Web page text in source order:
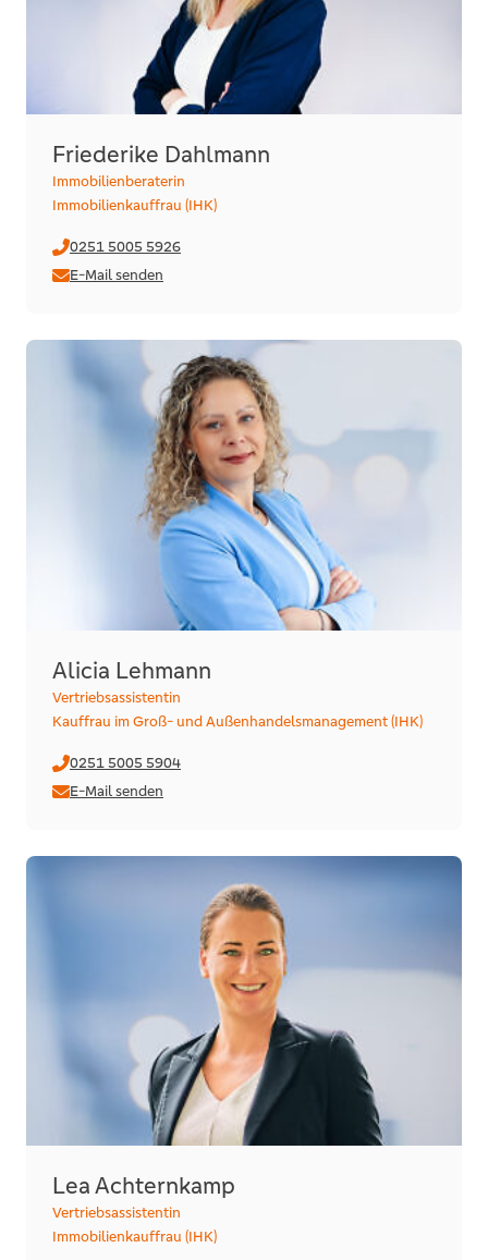
Friederike Dahlmann
Immobilienberaterin
Immobilienkauffrau (IHK)
0251 5005 5926
E-Mail senden
Alicia Lehmann
Vertriebsassistentin
Kauffrau im Groß- und Außenhandelsmanagement (IHK)
0251 5005 5904
E-Mail senden
Lea Achternkamp
Vertriebsassistentin
Immobilienkauffrau (IHK)